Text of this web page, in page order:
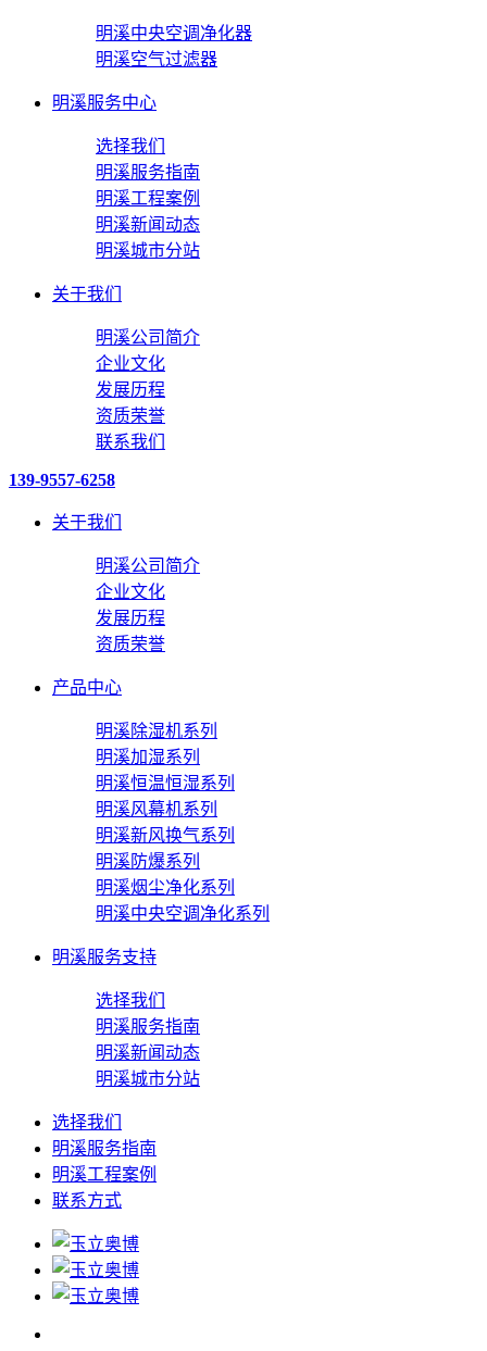
明溪中央空调净化器
明溪空气过滤器
明溪服务中心
选择我们
明溪服务指南
明溪工程案例
明溪新闻动态
明溪城市分站
关于我们
明溪公司简介
企业文化
发展历程
资质荣誉
联系我们
139-9557-6258
关于我们
明溪公司简介
企业文化
发展历程
资质荣誉
产品中心
明溪除湿机系列
明溪加湿系列
明溪恒温恒湿系列
明溪风幕机系列
明溪新风换气系列
明溪防爆系列
明溪烟尘净化系列
明溪中央空调净化系列
明溪服务支持
选择我们
明溪服务指南
明溪新闻动态
明溪城市分站
选择我们
明溪服务指南
明溪工程案例
联系方式